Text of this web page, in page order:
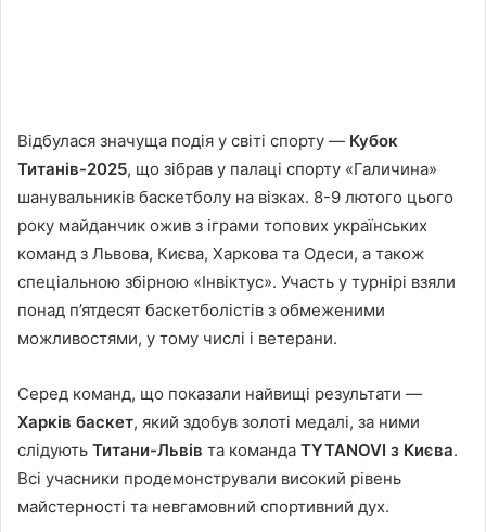
Відбулася значуща подія у світі спорту — Кубок
Титанів-2025, що зібрав у палаці спорту «Галичина»
шанувальників баскетболу на візках. 8-9 лютого цього
року майданчик ожив з іграми топових українських
команд з Львова, Києва, Харкова та Одеси, а також
спеціальною збірною «Інвіктус». Участь у турнірі взяли
понад п’ятдесят баскетболістів з обмеженими
можливостями, у тому числі і ветерани.
Серед команд, що показали найвищі результати —
Харків баскет, який здобув золоті медалі, за ними
слідують Титани-Львів та команда TYTANOVI з Києва.
Всі учасники продемонстрували високий рівень
майстерності та невгамовний спортивний дух.